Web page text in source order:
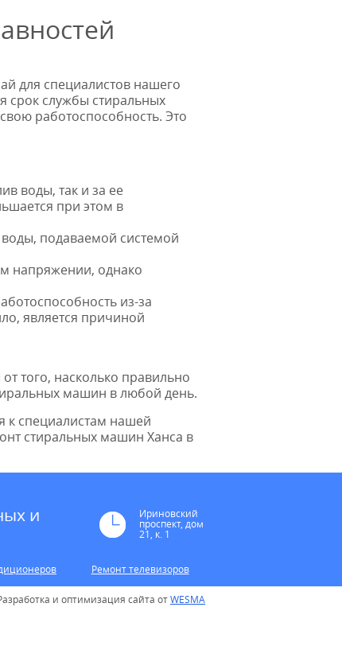
для специалистов нашего
срок службы стиральных
работоспособность. Это
воды, так и за ее
при этом в
подаваемой системой
напряжении, однако
из-за
является причиной
того, насколько правильно
машин в любой день.
к специалистам нашей
стиральных машин Ханса в
и
Ириновский
проспект, дом
21, к. 1
Ремонт телевизоров
и оптимизация сайта отWESMA